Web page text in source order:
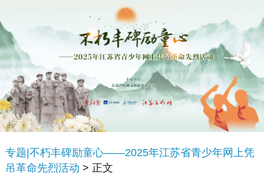
专题|不朽丰碑励童心——2025年江苏省青少年网上凭
吊革命先烈活动 > 正文